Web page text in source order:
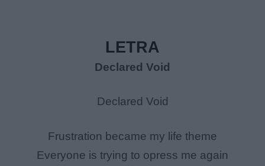
LETRA
Declared Void
Declared Void
Frustration became my life theme
Everyone is trying to opress me again